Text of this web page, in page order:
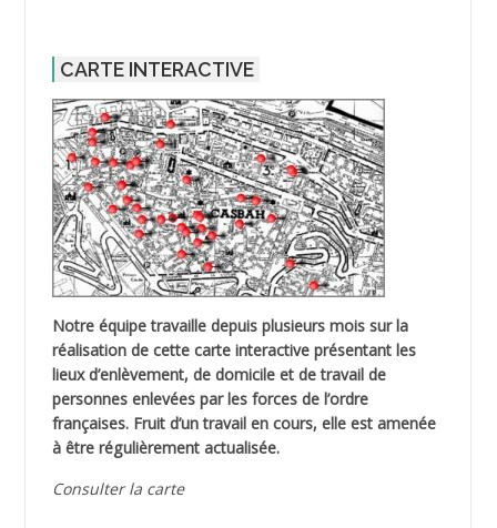
CARTE INTERACTIVE
Notre équipe travaille depuis plusieurs mois sur la
réalisation de cette carte interactive présentant les
lieux d’enlèvement, de domicile et de travail de
personnes enlevées par les forces de l’ordre
françaises. Fruit d’un travail en cours, elle est amenée
à être régulièrement actualisée.
Consulter la carte